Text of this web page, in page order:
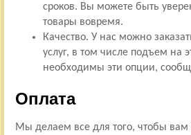
сроков. Вы можете быть
товары вовремя.
Качество. У нас можно
услуг, в том числе подъем на
необходимы эти опции,
Оплата
Мы делаем все для того, чтобы